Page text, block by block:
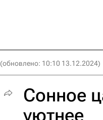
(обновлено: 10:10 13.12.2024)
Сонное
уютнее